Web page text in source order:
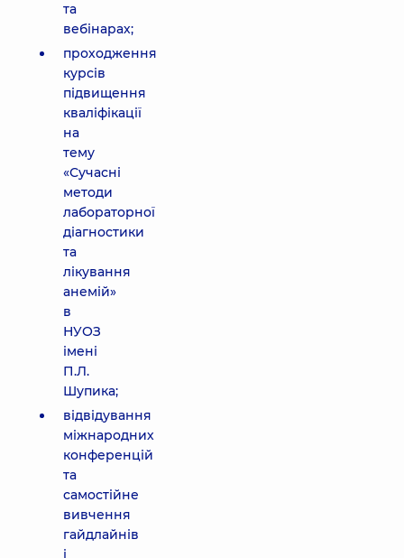
та
вебінарах;
проходження
курсів
підвищення
кваліфікації
на
тему
«Сучасні
методи
лабораторної
діагностики
та
лікування
анемій»
в
НУОЗ
імені
П.Л.
Шупика;
відвідування
міжнародних
конференцій
та
самостійне
вивчення
гайдлайнів
і